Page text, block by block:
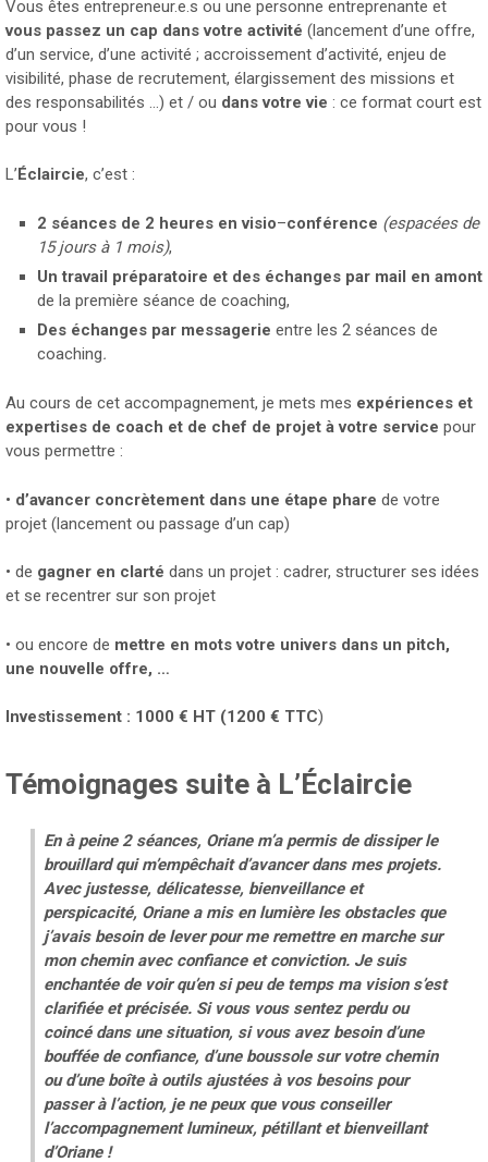
Vous êtes entrepreneur.e.s ou une personne entreprenante et
vous passez un cap dans votre activité (lancement d’une offre,
d’un service, d’une activité ; accroissement d’activité, enjeu de
visibilité, phase de recrutement, élargissement des missions et
des responsabilités …) et / ou dans votre vie : ce format court est
pour vous !
L’Éclaircie, c’est :
2 séances de 2 heures en visio–conférence (espacées de
15 jours à 1 mois),
Un travail préparatoire et des échanges par mail en amont
de la première séance de coaching,
Des échanges par messagerie entre les 2 séances de
coaching.
Au cours de cet accompagnement, je mets mes expériences et
expertises de coach et de chef de projet à votre service pour
vous permettre :
• d’avancer concrètement dans une étape phare de votre
projet (lancement ou passage d’un cap)
• de gagner en clarté dans un projet : cadrer, structurer ses idées
et se recentrer sur son projet
• ou encore de mettre en mots votre univers dans un pitch,
une nouvelle offre, …
Investissement : 1000 € HT (1200 € TTC)
Témoignages suite à L’Éclaircie
En à peine 2 séances, Oriane m’a permis de dissiper le
brouillard qui m’empêchait d’avancer dans mes projets.
Avec justesse, délicatesse, bienveillance et
perspicacité, Oriane a mis en lumière les obstacles que
j’avais besoin de lever pour me remettre en marche sur
mon chemin avec confiance et conviction. Je suis
enchantée de voir qu’en si peu de temps ma vision s’est
clarifiée et précisée. Si vous vous sentez perdu ou
coincé dans une situation, si vous avez besoin d’une
bouffée de confiance, d’une boussole sur votre chemin
ou d’une boîte à outils ajustées à vos besoins pour
passer à l’action, je ne peux que vous conseiller
l’accompagnement lumineux, pétillant et bienveillant
d’Oriane !